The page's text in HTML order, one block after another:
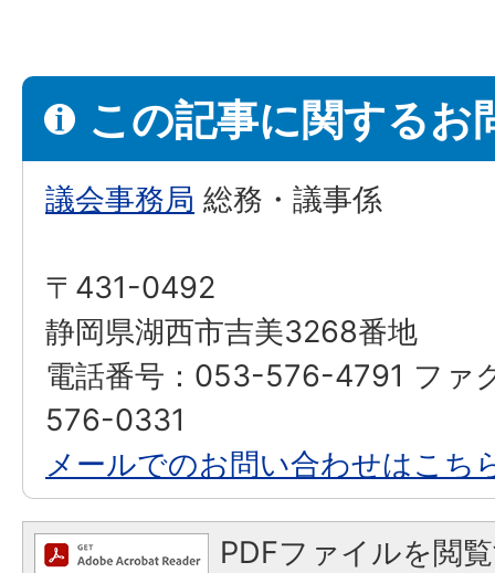
この記事に関するお
議会事務局 総務・議事係
〒431-0492
静岡県湖西市吉美3268番地
電話番号：053-576-4791 ファ
576-0331
メールでのお問い合わせはこち
PDFファイルを閲